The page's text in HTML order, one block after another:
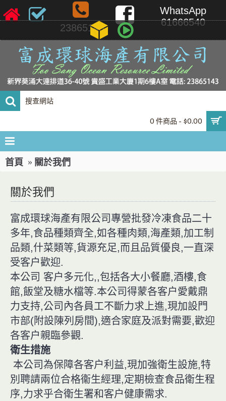
23865143
WhatsApp
61666540
0 件商品 - $0.00
首頁 關於我們
關於我們
富成環球海產有限公司專營批發冷凍食品二十
多年,食品種類齊全,如各種肉類,海產類,加工制
品類,什菜類等,貨源充足,而且品質優良,一直深
受客户歡迎.
本公司 客户多元化,,包括各大小餐廳,酒樓,食
館,飯堂及糖水檔等.本公司得蒙各客户愛戴鼎
力支持,公司內各員工不斷力求上進,現加設門
市部(附設陳列房間),適合家庭及派對需要,歡迎
各客户親臨參觀.
衛生措施
本公司為保障各客户利益,現加強衛生設施,特
別聘請兩位合格衞生經理,定期檢查食品衛生程
序,力求乎合衛生署和客户健康需求.